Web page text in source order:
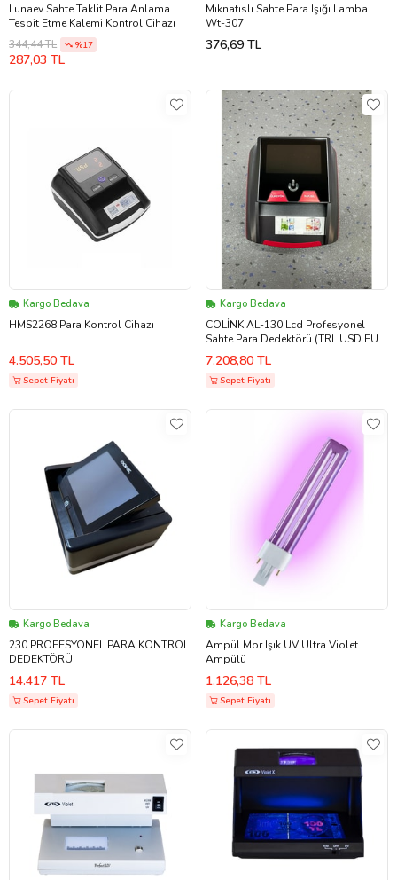
Lunaev Sahte Taklit Para Anlama
Tespit Etme Kalemi Kontrol Cihazı
344,44 TL
%17
287,03 TL
Mıknatıslı Sahte Para Işığı Lamba
Wt-307
376,69 TL
Kargo Bedava
HMS2268 Para Kontrol Cihazı
4.505,50 TL
Sepet Fiyatı
Kargo Bedava
COLİNK AL-130 Lcd Profesyonel
Sahte Para Dedektörü (TRL USD EUR
GBP CHF RUB IQD CNY RAD)
7.208,80 TL
Sepet Fiyatı
Kargo Bedava
230 PROFESYONEL PARA KONTROL
DEDEKTÖRÜ
14.417 TL
Sepet Fiyatı
Kargo Bedava
Ampül Mor Işık UV Ultra Violet
Ampülü
1.126,38 TL
Sepet Fiyatı